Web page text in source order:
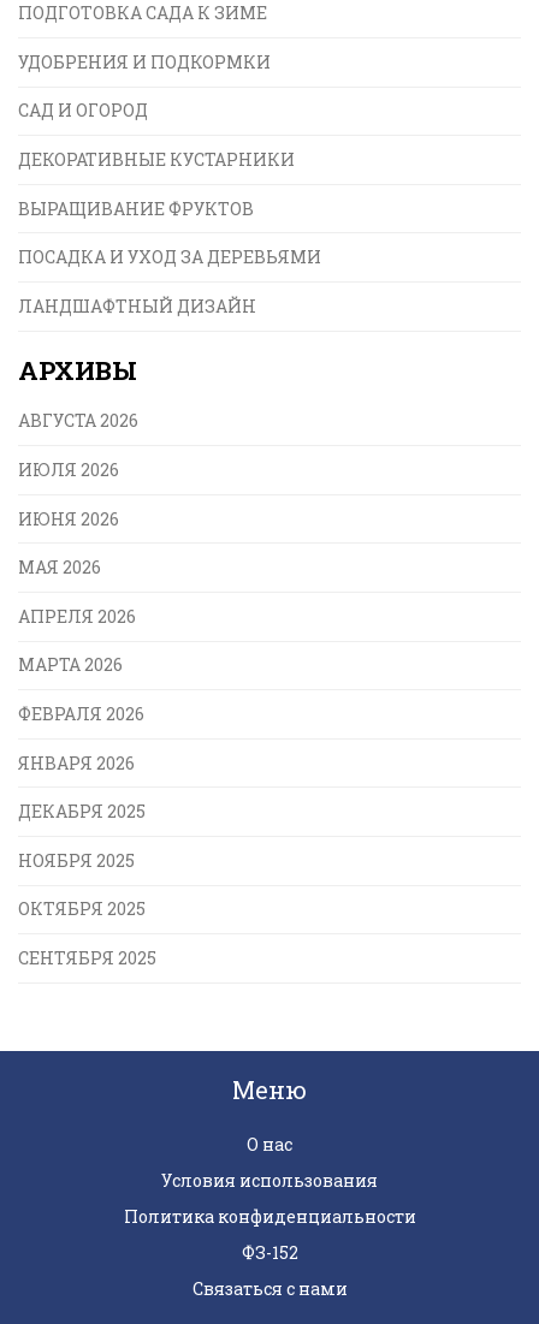
ПОДГОТОВКА САДА К ЗИМЕ
УДОБРЕНИЯ И ПОДКОРМКИ
САД И ОГОРОД
ДЕКОРАТИВНЫЕ КУСТАРНИКИ
ВЫРАЩИВАНИЕ ФРУКТОВ
ПОСАДКА И УХОД ЗА ДЕРЕВЬЯМИ
ЛАНДШАФТНЫЙ ДИЗАЙН
АРХИВЫ
АВГУСТА 2026
ИЮЛЯ 2026
ИЮНЯ 2026
МАЯ 2026
АПРЕЛЯ 2026
МАРТА 2026
ФЕВРАЛЯ 2026
ЯНВАРЯ 2026
ДЕКАБРЯ 2025
НОЯБРЯ 2025
ОКТЯБРЯ 2025
СЕНТЯБРЯ 2025
Меню
О нас
Условия использования
Политика конфиденциальности
ФЗ-152
Связаться с нами